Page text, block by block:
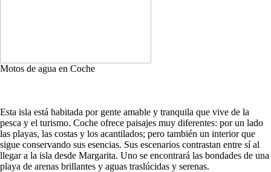
Motos de agua en Coche
Esta isla está habitada por gente amable y tranquila que vive de la
pesca y el turismo. Coche ofrece paisajes muy diferentes: por un lado
las playas, las costas y los acantilados; pero también un interior que
sigue conservando sus esencias. Sus escenarios contrastan entre sí al
llegar a la isla desde Margarita. Uno se encontrará las bondades de una
playa de arenas brillantes y aguas traslúcidas y serenas.